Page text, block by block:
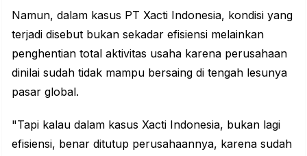
Namun, dalam kasus PT Xacti Indonesia, kondisi yang
terjadi disebut bukan sekadar efisiensi melainkan
penghentian total aktivitas usaha karena perusahaan
dinilai sudah tidak mampu bersaing di tengah lesunya
pasar global.
"Tapi kalau dalam kasus Xacti Indonesia, bukan lagi
efisiensi, benar ditutup perusahaannya, karena sudah